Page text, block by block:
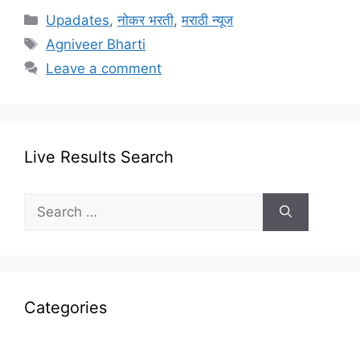
Categories
Upadates,नोकर भरती,मराठी न्यूज
Tags
Agniveer Bharti
Leave a comment
Live Results Search
for:
Categories